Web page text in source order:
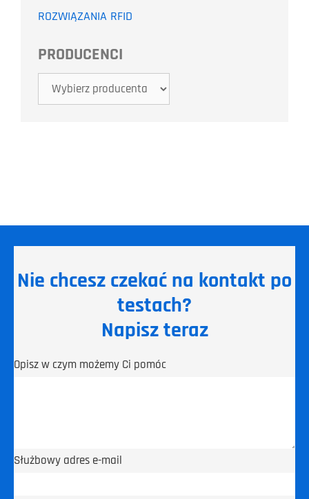
ROZWIĄZANIA RFID
PRODUCENCI
Nie chcesz czekać na kontakt po
testach?
Napisz teraz
Opisz w czym możemy Ci pomóc
Służbowy adres e-mail